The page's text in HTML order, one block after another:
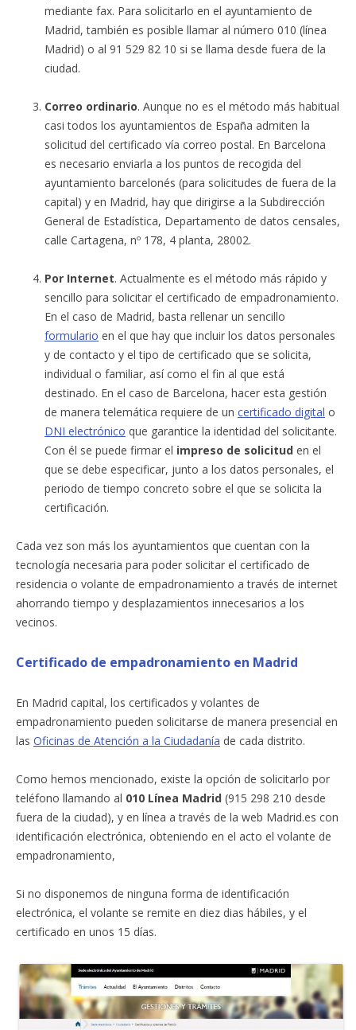
mediante fax. Para solicitarlo en el ayuntamiento de
Madrid, también es posible llamar al número 010 (línea
Madrid) o al 91 529 82 10 si se llama desde fuera de la
ciudad.
Correo ordinario. Aunque no es el método más habitual
casi todos los ayuntamientos de España admiten la
solicitud del certificado vía correo postal. En Barcelona
es necesario enviarla a los puntos de recogida del
ayuntamiento barcelonés (para solicitudes de fuera de la
capital) y en Madrid, hay que dirigirse a la Subdirección
General de Estadística, Departamento de datos censales,
calle Cartagena, nº 178, 4 planta, 28002.
Por Internet. Actualmente es el método más rápido y
sencillo para solicitar el certificado de empadronamiento.
En el caso de Madrid, basta rellenar un sencillo
formulario en el que hay que incluir los datos personales
y de contacto y el tipo de certificado que se solicita,
individual o familiar, así como el fin al que está
destinado. En el caso de Barcelona, hacer esta gestión
de manera telemática requiere de un certificado digital o
DNI electrónico que garantice la identidad del solicitante.
Con él se puede firmar el impreso de solicitud en el
que se debe especificar, junto a los datos personales, el
periodo de tiempo concreto sobre el que se solicita la
certificación.
Cada vez son más los ayuntamientos que cuentan con la
tecnología necesaria para poder solicitar el certificado de
residencia o volante de empadronamiento a través de internet
ahorrando tiempo y desplazamientos innecesarios a los
vecinos.
Certificado de empadronamiento en Madrid
En Madrid capital, los certificados y volantes de
empadronamiento pueden solicitarse de manera presencial en
las Oficinas de Atención a la Ciudadanía de cada distrito.
Como hemos mencionado, existe la opción de solicitarlo por
teléfono llamando al 010 Línea Madrid (915 298 210 desde
fuera de la ciudad), y en línea a través de la web Madrid.es con
identificación electrónica, obteniendo en el acto el volante de
empadronamiento,
Si no disponemos de ninguna forma de identificación
electrónica, el volante se remite en diez dias hábiles, y el
certificado en unos 15 días.